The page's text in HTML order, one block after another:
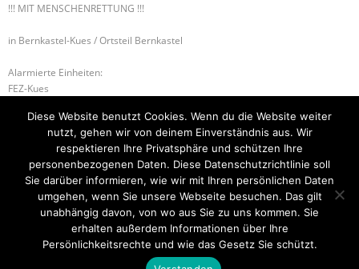
!!! MIT MENSCHENRETTUNG !!!
in Bernkastel-Kues / Ortsteil Bernkastel
Alarmierte Einheiten:
FEZ-Kues
BeKu WL
Kues-Gruppe
G-1 ÖLSPUR G-3 GEFAHRSTOFFAUSTRITT
Startseite Einsätze Mitglied werden Über uns
Kontakt
Diese Website benutzt Cookies. Wenn du die Website weiter
nutzt, gehen wir von deinem Einverständnis aus. Wir
respektieren Ihre Privatsphäre und schützen Ihre
personenbezogenen Daten. Diese Datenschutzrichtlinie soll
Sie darüber informieren, wie wir mit Ihren persönlichen Daten
umgehen, wenn Sie unsere Webseite besuchen. Das gilt
unabhängig davon, von wo aus Sie zu uns kommen. Sie
erhalten außerdem Informationen über Ihre
Persönlichkeitsrechte und wie das Gesetz Sie schützt.